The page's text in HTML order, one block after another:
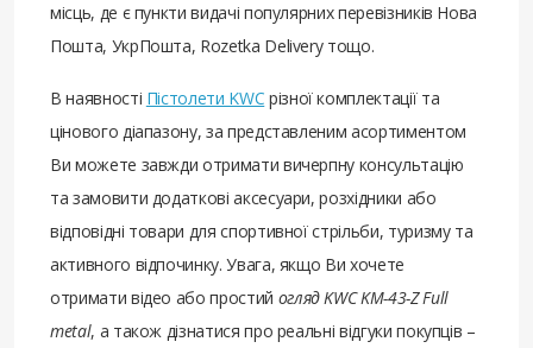
місць, де є пункти видачі популярних перевізників Нова
Пошта, УкрПошта, Rozetka Delivery тощо.
В наявності Пістолети KWC різної комплектації та
цінового діапазону, за представленим асортиментом
Ви можете завжди отримати вичерпну консультацію
та замовити додаткові аксесуари, розхідники або
відповідні товари для спортивної стрільби, туризму та
активного відпочинку. Увага, якщо Ви хочете
отримати відео або простий огляд KWC KM-43-Z Full
metal, а також дізнатися про реальні відгуки покупців –